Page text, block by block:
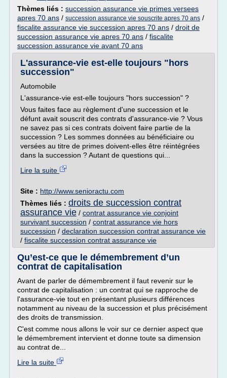
Thèmes liés : succession assurance vie primes versees
apres 70 ans / succession assurance vie souscrite apres 70 ans /
fiscalite assurance vie succession apres 70 ans / droit de
succession assurance vie apres 70 ans / fiscalite
succession assurance vie avant 70 ans
L'assurance-vie est-elle toujours "hors
succession"
Automobile
L'assurance-vie est-elle toujours "hors succession" ?
Vous faites face au règlement d'une succession et le
défunt avait souscrit des contrats d'assurance-vie ? Vous
ne savez pas si ces contrats doivent faire partie de la
succession ? Les sommes données au bénéficiaire ou
versées au titre de primes doivent-elles être réintégrées
dans la succession ? Autant de questions qui...
Lire la suite
Site : http://www.senioractu.com
Thèmes liés : droits de succession contrat
assurance vie / contrat assurance vie conjoint
survivant succession / contrat assurance vie hors
succession / declaration succession contrat assurance vie
/ fiscalite succession contrat assurance vie
Qu’est-ce que le démembrement d’un
contrat de capitalisation
Avant de parler de démembrement il faut revenir sur le
contrat de capitalisation : un contrat qui se rapproche de
l'assurance-vie tout en présentant plusieurs différences
notamment au niveau de la succession et plus précisément
des droits de transmission.
C'est comme nous allons le voir sur ce dernier aspect que
le démembrement intervient et donne toute sa dimension
au contrat de...
Lire la suite